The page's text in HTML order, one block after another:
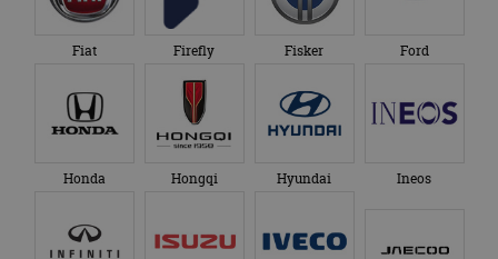
Fiat Firefly Fisker Ford
Honda Hongqi Hyundai Ineos